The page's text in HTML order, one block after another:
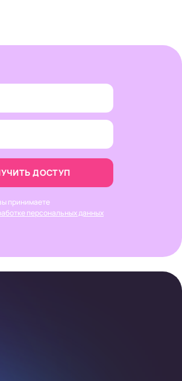
ДОСТУП
принимаете
персональных данных